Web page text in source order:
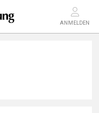
ANMELDEN